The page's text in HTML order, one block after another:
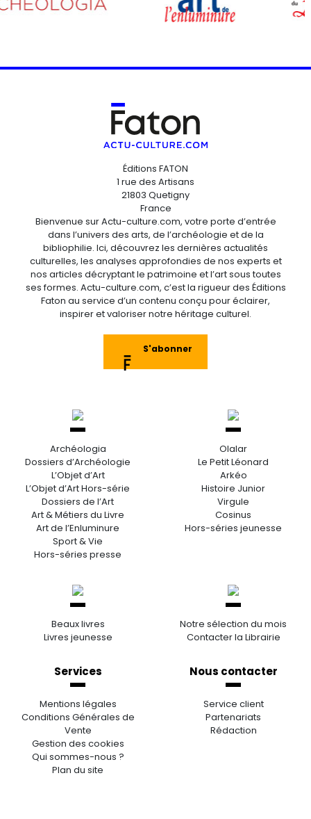
Éditions FATON
1 rue des Artisans
21803 Quetigny
France
Bienvenue sur Actu-culture.com, votre porte d’entrée
dans l’univers des arts, de l’archéologie et de la
bibliophilie. Ici, découvrez les dernières actualités
culturelles, les analyses approfondies de nos experts et
nos articles décryptant le patrimoine et l’art sous toutes
ses formes. Actu-culture.com, c’est la rigueur des Éditions
Faton au service d’un contenu conçu pour éclairer,
inspirer et valoriser notre héritage culturel.
S'abonner
Archéologia
Dossiers d’Archéologie
L’Objet d’Art
L’Objet d’Art Hors-série
Dossiers de l’Art
Art & Métiers du Livre
Art de l’Enluminure
Sport & Vie
Hors-séries presse
Olalar
Le Petit Léonard
Arkéo
Histoire Junior
Virgule
Cosinus
Hors-séries jeunesse
Beaux livres
Livres jeunesse
Notre sélection du mois
Contacter la Librairie
Services
Mentions légales
Conditions Générales de
Vente
Gestion des cookies
Qui sommes-nous ?
Plan du site
Nous contacter
Service client
Partenariats
Rédaction